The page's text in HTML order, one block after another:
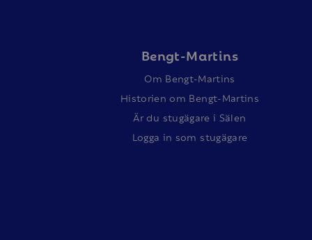
Bengt-Martins
Om Bengt-Martins
Historien om Bengt-Martins
Är du stugägare i Sälen
Logga in som stugägare